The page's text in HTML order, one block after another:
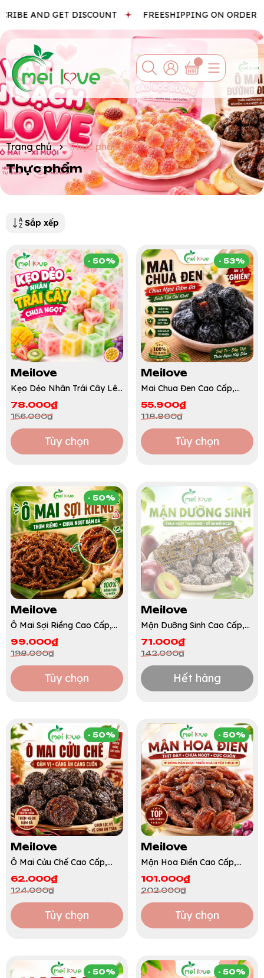
AND GET DISCOUNT FREESHIPPING ON ORDER
Trang chủ Thực phẩm
Thực phẩm
Sắp xếp
- 50%
Meilove
Kẹo Dẻo Nhân Trái Cây Lên
Men Chua Ngọt, Nhân Sốt
Mềm Tan, Ăn Vặt Lạ Miệng
Cho Văn Phòng
78.000₫
156.000₫
Tùy chọn
- 53%
Meilove
Mai Chua Đen Cao Cấp,
Chua Ngọt Tự Nhiên, Sinh
Tân Giải Khát, Ăn Vặt Thơm
Ngon
55.900₫
118.800₫
Tùy chọn
- 50%
Meilove
Ô Mai Sợi Riềng Cao Cấp,
Sợi Dẻo Mềm, Chua Ngọt
Đậm Đà, Hương Riềng
Thơm Đặc Trưng
99.000₫
198.000₫
Tùy chọn
Meilove
Mận Dưỡng Sinh Cao Cấp,
Dẻo Mềm, Chua Ngọt
Thanh Nhẹ Dễ Ăn Mỗi Ngày
71.000₫
142.000₫
Hết hàng
- 50%
Meilove
Ô Mai Cửu Chế Cao Cấp,
Chua Ngọt Đậm Đà, Dẻo
Mềm, Hương Vị Truyền
Thống Khó Quên
62.000₫
124.000₫
Tùy chọn
- 50%
Meilove
Mận Hoa Điền Cao Cấp,
Quả To Thịt Dày, Chua
Ngọt Hài Hòa, Dẻo Mềm
Dễ Ăn
101.000₫
202.000₫
Tùy chọn
- 50% - 50%